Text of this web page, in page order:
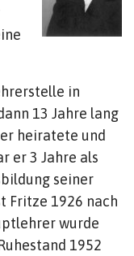
in
13 Jahre lang
heiratete und
er 3 Jahre als
seiner
Fritze 1926 nach
wurde
1952